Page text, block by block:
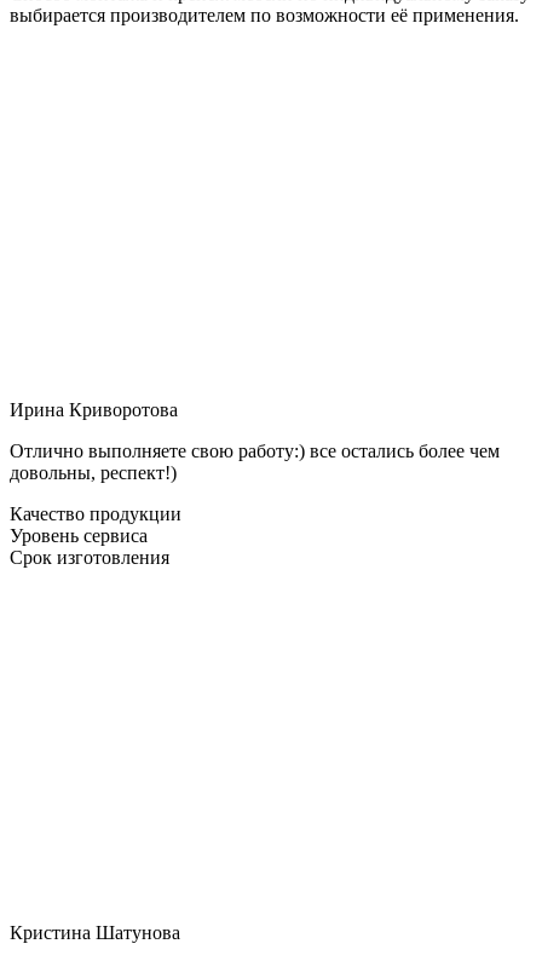
выбирается производителем по возможности её применения.
Ирина Криворотова
Отлично выполняете свою работу:) все остались более чем
довольны, респект!)
Качество продукции
Уровень сервиса
Срок изготовления
Кристина Шатунова